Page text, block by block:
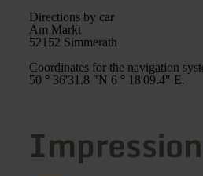
Directions by car
Am Markt
52152 Simmerath
Coordinates for the navigation
50 ° 36'31.8 "N 6 ° 18'09.4" E.